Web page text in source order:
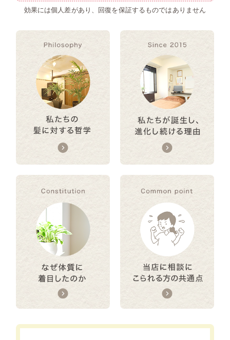
効果には個人差があり、回復を保証するものではありません